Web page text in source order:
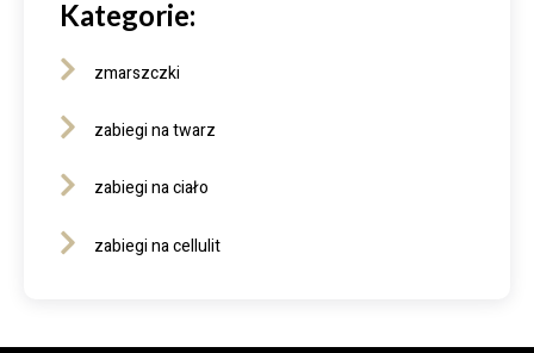
Kategorie:
zmarszczki
zabiegi na twarz
zabiegi na ciało
zabiegi na cellulit